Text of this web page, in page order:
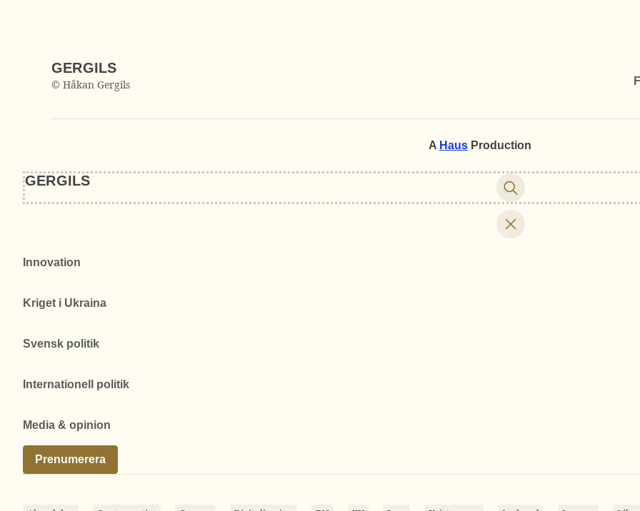
GERGILS
© Håkan Gergils
A Haus Production
GERGILS
Innovation
Kriget i Ukraina
Svensk politik
Internationell politik
Media & opinion
Prenumerera